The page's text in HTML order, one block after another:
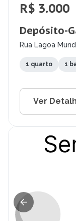
R$ 3.000
Depósito-
Rua Lagoa
1 quarto 1
Ver